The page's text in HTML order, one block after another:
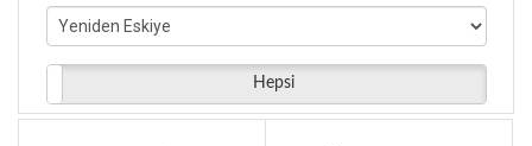
Charles Dickens - (10)
Fyodor Mihayloviç Dostoyevski - (10)
Ali Murat Seymen - (10)
Hepsi